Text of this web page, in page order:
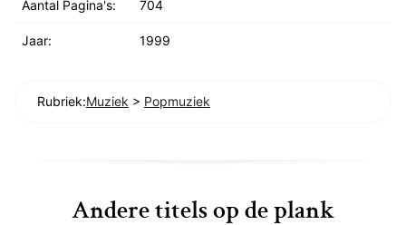
Aantal Pagina's: 704
Jaar: 1999
Rubriek:Muziek > Popmuziek
Andere titels op de plank